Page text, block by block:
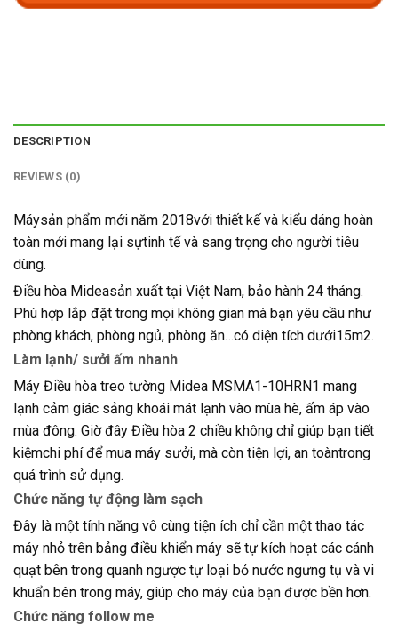
DESCRIPTION
REVIEWS (0)
Máysản phẩm mới năm 2018với thiết kế và kiểu dáng hoàn
toàn mới mang lại sựtinh tế và sang trọng cho người tiêu
dùng.
Điều hòa Mideasản xuất tại Việt Nam, bảo hành 24 tháng.
Phù hợp lắp đặt trong mọi không gian mà bạn yêu cầu như
phòng khách, phòng ngủ, phòng ăn…có diện tích dưới15m2.
Làm lạnh/ sưởi ấm nhanh
Máy Điều hòa treo tường Midea MSMA1-10HRN1 mang
lạnh cảm giác sảng khoái mát lạnh vào mùa hè, ấm áp vào
mùa đông. Giờ đây Điều hòa 2 chiều không chỉ giúp bạn tiết
kiệmchi phí để mua máy sưởi, mà còn tiện lợi, an toàntrong
quá trình sử dụng.
Chức năng tự động làm sạch
Đây là một tính năng vô cùng tiện ích chỉ cần một thao tác
máy nhỏ trên bảng điều khiển máy sẽ tự kích hoạt các cánh
quạt bên trong quanh ngược tự loại bỏ nước ngưng tụ và vi
khuẩn bên trong máy, giúp cho máy của bạn được bền hơn.
Chức năng follow me